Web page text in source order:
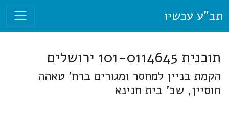
תב"ע עכשיו
תוכנית 101-0114645 ירושלים
הקמת בניין למחסר ומגורים ברח' טאהה
חוסיין, שכ' בית חנינא